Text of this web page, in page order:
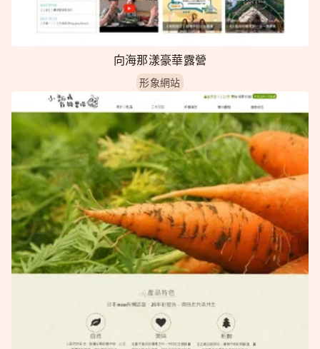
向海那漾豪華露營
形象網站